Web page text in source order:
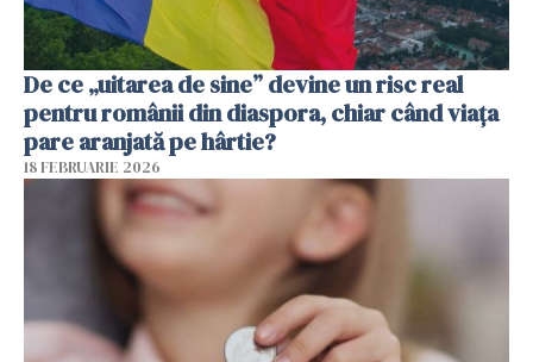
De ce „uitarea de sine” devine un risc real
pentru românii din diaspora, chiar când viața
pare aranjată pe hârtie?
18 FEBRUARIE 2026